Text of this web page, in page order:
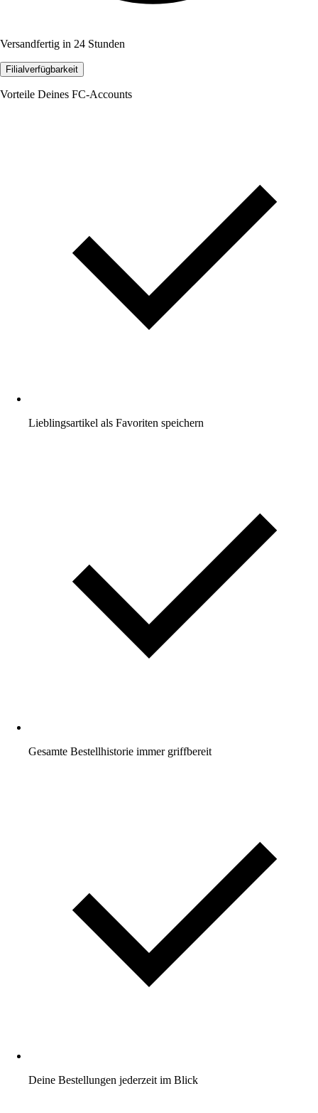
Versandfertig in 24 Stunden
Filialverfügbarkeit
Vorteile Deines FC-Accounts
Lieblingsartikel als Favoriten speichern
Gesamte Bestellhistorie immer griffbereit
Deine Bestellungen jederzeit im Blick